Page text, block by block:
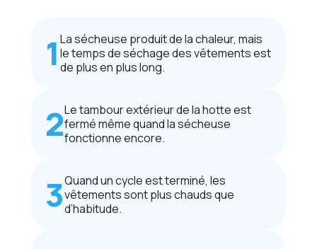
La sécheuse produit de la chaleur, mais
le temps de séchage des vêtements est
de plus en plus long.
Le tambour extérieur de la hotte est
fermé même quand la sécheuse
fonctionne encore.
Quand un cycle est terminé, les
vêtements sont plus chauds que
d’habitude.